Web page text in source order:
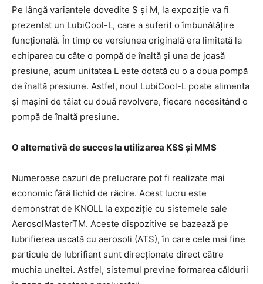
Pe lângă variantele dovedite S și M, la expoziție va fi
prezentat un LubiCool-L, care a suferit o îmbunătățire
funcțională. În timp ce versiunea originală era limitată la
echiparea cu câte o pompă de înaltă și una de joasă
presiune, acum unitatea L este dotată cu o a doua pompă
de înaltă presiune. Astfel, noul LubiCool-L poate alimenta
și mașini de tăiat cu două revolvere, fiecare necesitând o
pompă de înaltă presiune.
O alternativă de succes la utilizarea KSS și MMS
Numeroase cazuri de prelucrare pot fi realizate mai
economic fără lichid de răcire. Acest lucru este
demonstrat de KNOLL la expoziție cu sistemele sale
AerosolMasterTM. Aceste dispozitive se bazează pe
lubrifierea uscată cu aerosoli (ATS), în care cele mai fine
particule de lubrifiant sunt direcționate direct către
muchia uneltei. Astfel, sistemul previne formarea căldurii